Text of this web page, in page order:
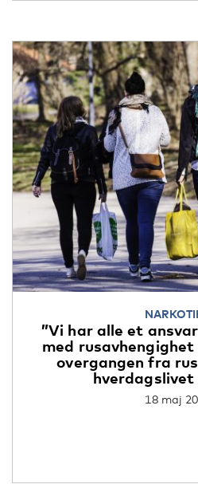
”Vi har alle et
med
overgangen fra
18 maj